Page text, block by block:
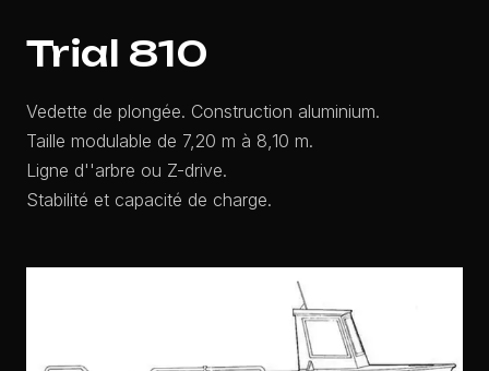
Trial 810
Vedette de plongée. Construction aluminium.
Taille modulable de 7,20 m à 8,10 m.
Ligne d''arbre ou Z-drive.
Stabilité et capacité de charge.